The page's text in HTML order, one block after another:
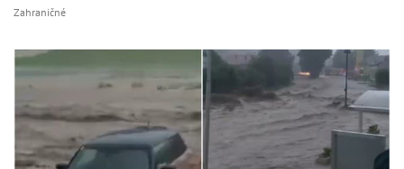
Zahraničné